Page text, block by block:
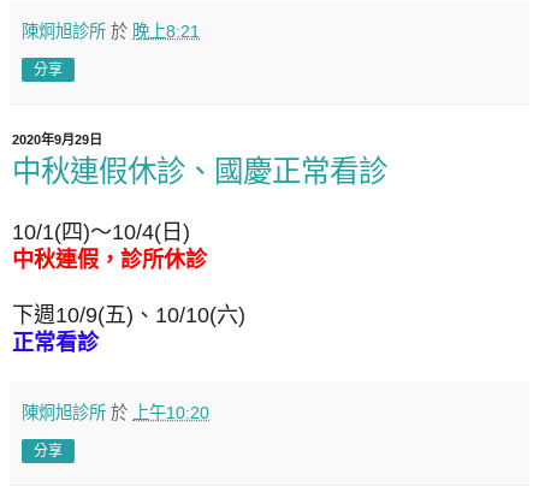
陳炯旭診所 於 晚上8:21
分享
2020年9月29日
中秋連假休診、國慶正常看診
10/1(四)～10/4(日)
中秋連假，診所休診
下週10/9(五)、10/10(六)
正常看診
陳炯旭診所 於 上午10:20
分享